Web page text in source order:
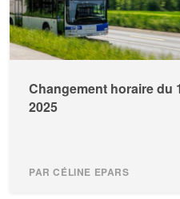
Changement horaire du
2025
PAR CÉLINE EPARS